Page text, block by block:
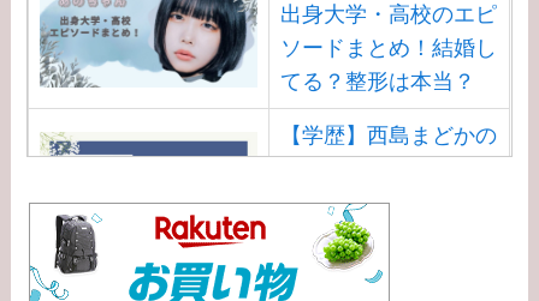
出身大学・高校のエピ
ソードまとめ！結婚し
てる？整形は本当？
【学歴】西島まどかの
ソードまとめ！安住ア
ナとの結婚馴れ初め
は？